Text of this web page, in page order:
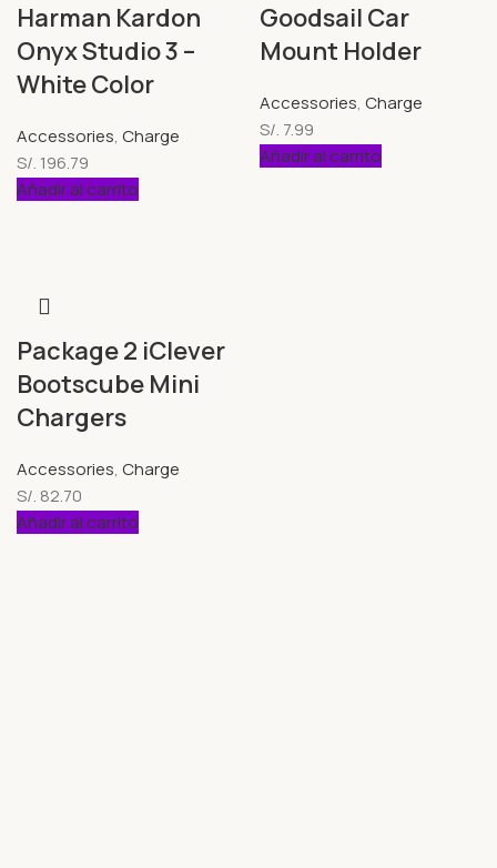
Harman Kardon
Onyx Studio 3 –
White Color
Accessories, Charge
S/. 196.79
Añadir al carrito
Goodsail Car
Mount Holder
Accessories, Charge
S/. 7.99
Añadir al carrito
Package 2 iClever
Bootscube Mini
Chargers
Accessories, Charge
S/. 82.70
Añadir al carrito